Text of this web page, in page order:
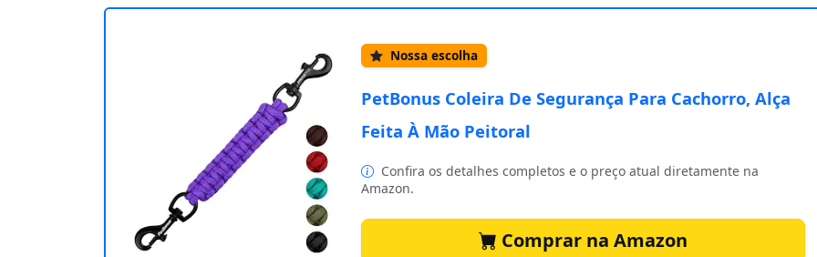
Nossa escolha
PetBonus Coleira De Segurança Para Cachorro, Alça
Feita À Mão Peitoral
Confira os detalhes completos e o preço atual diretamente na
Amazon.
Comprar na Amazon